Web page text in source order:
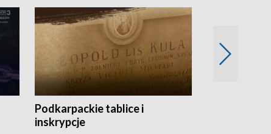
Podkarpackie tablice i
inskrypcje